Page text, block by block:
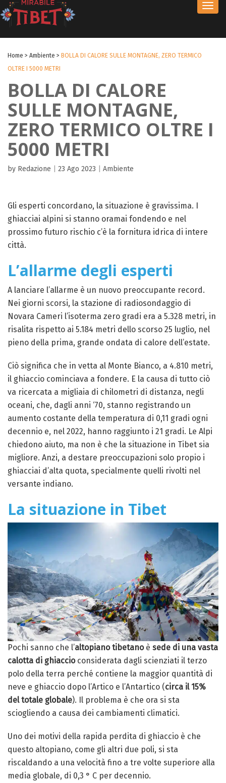
Home > Ambiente > BOLLA DI CALORE SULLE MONTAGNE, ZERO TERMICO
OLTRE I 5000 METRI
BOLLA DI CALORE
SULLE MONTAGNE,
ZERO TERMICO OLTRE I
5000 METRI
by Redazione 23 Ago 2023 Ambiente
Gli esperti concordano, la situazione è gravissima. I
ghiacciai alpini si stanno oramai fondendo e nel
prossimo futuro rischio c’è la fornitura idrica di intere
città.
L’allarme degli esperti
A lanciare l’allarme è un nuovo preoccupante record.
Nei giorni scorsi, la stazione di radiosondaggio di
Novara Cameri l’isoterma zero gradi era a 5.328 metri, in
risalita rispetto ai 5.184 metri dello scorso 25 luglio, nel
pieno della prima, grande ondata di calore dell’estate.
Ciò significa che in vetta al Monte Bianco, a 4.810 metri,
il ghiaccio cominciava a fondere. E la causa di tutto ciò
va ricercata a migliaia di chilometri di distanza, negli
oceani, che, dagli anni ‘70, stanno registrando un
aumento costante della temperatura di 0,11 gradi ogni
decennio e, nel 2022, hanno raggiunto i 21 gradi. Le Alpi
chiedono aiuto, ma non è che la situazione in Tibet sia
migliore. Anzi, a destare preoccupazioni solo propio i
ghiacciai d’alta quota, specialmente quelli rivolti nel
versante indiano.
La situazione in Tibet
Pochi sanno che l’altopiano tibetanoè sede di una vasta
calotta di ghiaccio considerata dagli scienziati il terzo
polo della terra perché contiene la maggior quantità di
neve e ghiaccio dopo l’Artico e l’Antartico (circa il 15%
del totale globale). Il problema è che ora si sta
sciogliendo a causa dei cambiamenti climatici.
Uno dei motivi della rapida perdita di ghiaccio è che
questo altopiano, come gli altri due poli, si sta
riscaldando a una velocità fino a tre volte superiore alla
media globale, di 0,3 ° C per decennio.